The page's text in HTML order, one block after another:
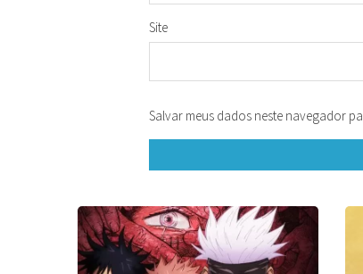
Site
Salvar meus dados neste navegador